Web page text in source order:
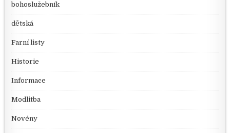
bohoslužebník
dětská
Farní listy
Historie
Informace
Modlitba
Novény